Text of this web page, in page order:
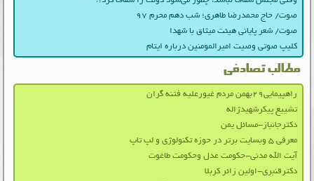
صوت/ حاج محمدرضا طاهری؛ شب دهم محرم ۹۷
صوت/ شعر پایانی هیئت میثاق با شهدا
کلیپ صوتی وصیت امیرالمومنین درباره ایتام
مطالب تصادفی
راهپیمایی۲۹بهمن مردم غیورعلیه فتنه گران
تشییع پیکرشهیدژاله
دکترجانباز-مسائل یمن
معرفی ۵ وبسایت برتر در حوزه تکنولوژی و لپ تاپ
آیت الله مدنی-حکومت عدل وحکومت طاغوت
دکترقنبری-اولین زائر کربلا